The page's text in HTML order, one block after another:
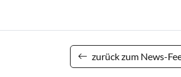
zurück zum News-